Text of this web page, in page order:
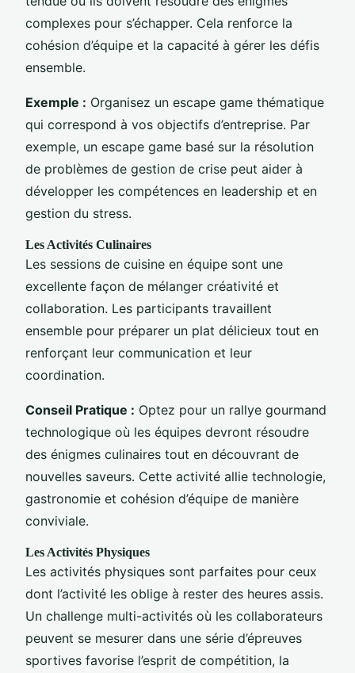
complexes pour s’échapper. Cela renforce la
cohésion d’équipe et la capacité à gérer les défis
ensemble.
Exemple : Organisez un escape game thématique
qui correspond à vos objectifs d’entreprise. Par
exemple, un escape game basé sur la résolution
de problèmes de gestion de crise peut aider à
développer les compétences en leadership et en
gestion du stress.
Les Activités Culinaires
Les sessions de cuisine en équipe sont une
excellente façon de mélanger créativité et
collaboration. Les participants travaillent
ensemble pour préparer un plat délicieux tout en
renforçant leur communication et leur
coordination.
Conseil Pratique : Optez pour un rallye gourmand
technologique où les équipes devront résoudre
des énigmes culinaires tout en découvrant de
nouvelles saveurs. Cette activité allie technologie,
gastronomie et cohésion d’équipe de manière
conviviale.
Les Activités Physiques
Les activités physiques sont parfaites pour ceux
dont l’activité les oblige à rester des heures assis.
Un challenge multi-activités où les collaborateurs
peuvent se mesurer dans une série d’épreuves
sportives favorise l’esprit de compétition, la